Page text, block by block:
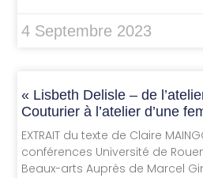
4 Septembre 2023
« Lisbeth Delisle – de
Couturier à l’atelier d’une
EXTRAIT du texte de Claire
conférences Université de
Beaux-arts Auprès de Marcel